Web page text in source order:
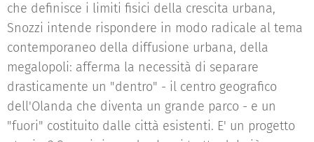
che definisce i limiti fisici della crescita urbana,
Snozzi intende rispondere in modo radicale al tema
contemporaneo della diffusione urbana, della
megalopoli: afferma la necessità di separare
drasticamente un "dentro" - il centro geografico
dell'Olanda che diventa un grande parco - e un
"fuori" costituito dalle città esistenti. E' un progetto